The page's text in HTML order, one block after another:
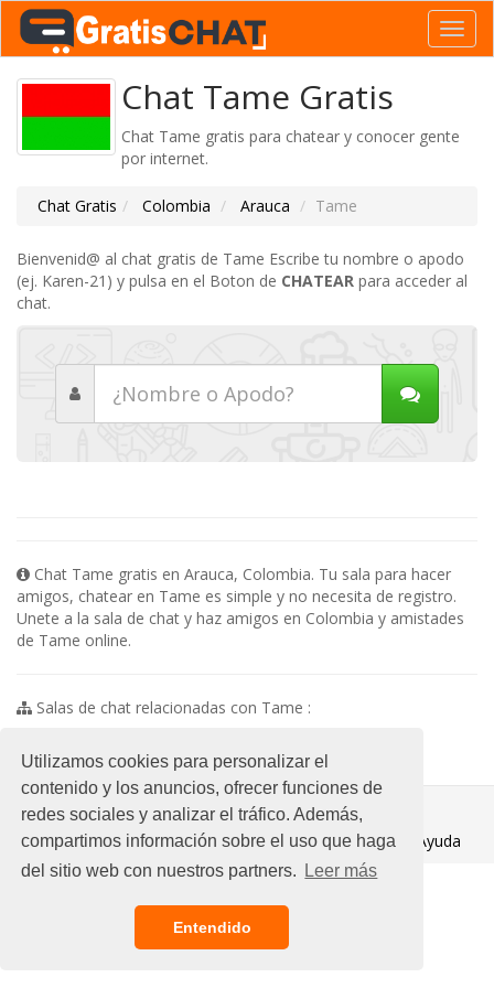
Utilizamos cookies para personalizar el
contenido y los anuncios, ofrecer funciones de
redes sociales y analizar el tráfico. Además,
compartimos información sobre el uso que haga
del sitio web con nuestros partners.
Leer más
Entendido
Chat Tame Gratis
Chat Tame gratis para chatear y conocer gente
por internet.
Chat Gratis Colombia Arauca Tame
Bienvenid@ al chat gratis de Tame Escribe tu nombre o apodo
(ej. Karen-21) y pulsa en el Boton de CHATEAR para acceder al
chat.
Chat Tame gratis en Arauca, Colombia. Tu sala para hacer
amigos, chatear en Tame es simple y no necesita de registro.
Unete a la sala de chat y haz amigos en Colombia y amistades
de Tame online.
Salas de chat relacionadas con Tame :
© 2021 Chat Gratis
Aviso legal/ Ayuda